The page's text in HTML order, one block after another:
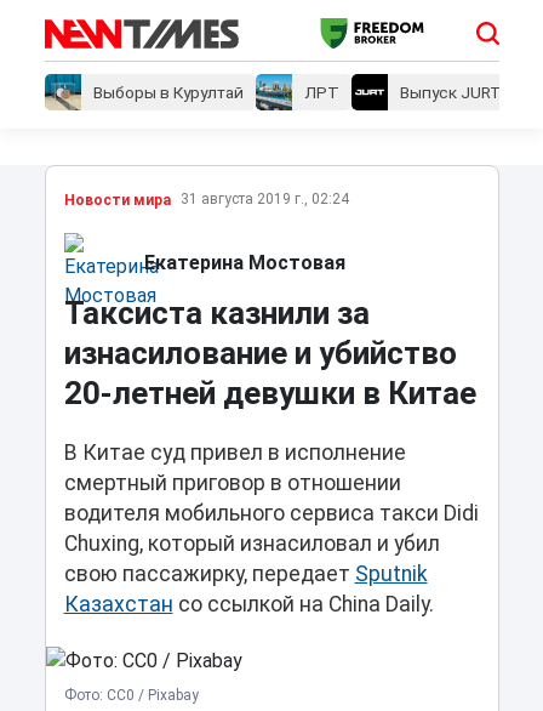
Выборы в Курултай ЛРТ Выпуск JURT
Новости мира 31 августа 2019 г., 02:24
Екатерина Мостовая
Таксиста казнили за
изнасилование и убийство
20-летней девушки в Китае
В Китае суд привел в исполнение
смертный приговор в отношении
водителя мобильного сервиса такси Didi
Chuxing, который изнасиловал и убил
свою пассажирку, передает Sputnik
Казахстан со ссылкой на China Daily.
Фото: CC0 / Pixabay